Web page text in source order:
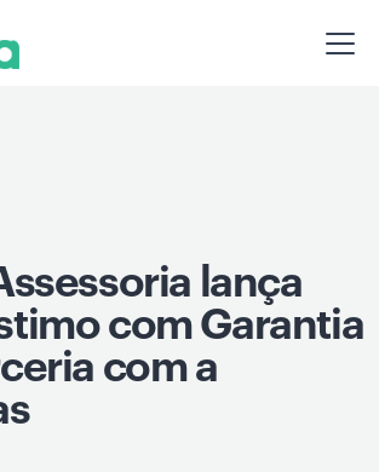
lança
com Garantia
com a